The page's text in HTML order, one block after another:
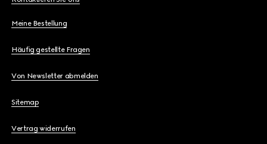
Meine Bestellung
Häufig gestellte Fragen
Von Newsletter abmelden
Sitemap
Vertrag widerrufen